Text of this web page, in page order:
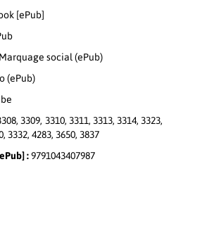
[ePub]
social (ePub)
(ePub)
3309, 3310, 3311, 3313, 3314, 3323,
3332, 4283, 3650, 3837
:9791043407987